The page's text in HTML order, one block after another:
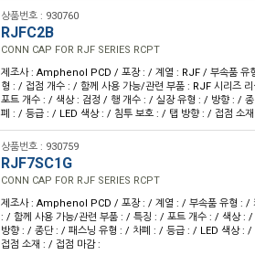
상품번호 : 930760
RJFC2B
CONN CAP FOR RJF SERIES RCPT
제조사 : Amphenol PCD / 포장 : / 계열 : RJF / 부속품 유
형 : / 접점 개수 : / 함께 사용 가능/관련 부품 : RJF 시리즈
포트 개수 : / 색상 : 검정 / 행 개수 : / 실장 유형 : / 방향 : /
폐 : / 등급 : / LED 색상 : / 침투 보호 : / 탭 방향 : / 접점 소
상품번호 : 930759
RJF7SC1G
CONN CAP FOR RJF SERIES RCPT
제조사 : Amphenol PCD / 포장 : / 계열 : / 부속품 유형 : /
: / 함께 사용 가능/관련 부품 : / 특징 : / 포트 개수 : / 색상 :
방향 : / 종단 : / 패스닝 유형 : / 차폐 : / 등급 : / LED 색상 :
접점 소재 : / 접점 마감 :